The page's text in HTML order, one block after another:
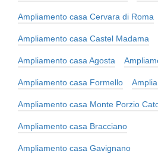
Ampliamento casa Cervara di Roma
Ampliamento casa Castel Madama
Ampliamento casa Agosta
Ampliamento casa Formello
Ampliamento casa Monte Porzio
Ampliamento casa Bracciano
Ampliamento casa Gavignano